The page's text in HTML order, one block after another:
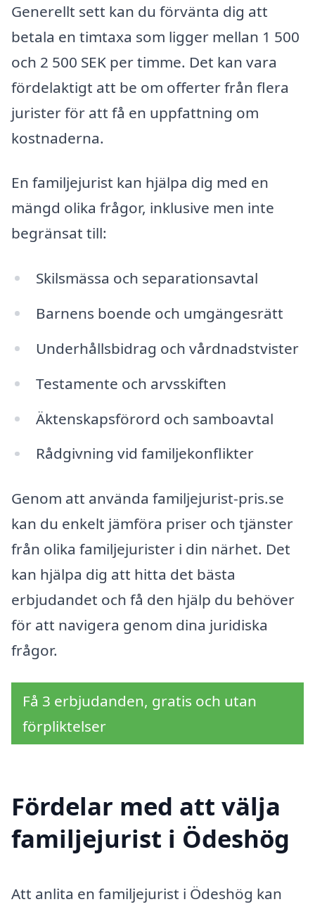
Generellt sett kan du förvänta dig att
betala en timtaxa som ligger mellan 1 500
och 2 500 SEK per timme. Det kan vara
fördelaktigt att be om offerter från flera
jurister för att få en uppfattning om
kostnaderna.
En familjejurist kan hjälpa dig med en
mängd olika frågor, inklusive men inte
begränsat till:
Skilsmässa och separationsavtal
Barnens boende och umgängesrätt
Underhållsbidrag och vårdnadstvister
Testamente och arvsskiften
Äktenskapsförord och samboavtal
Rådgivning vid familjekonflikter
Genom att använda familjejurist-pris.se
kan du enkelt jämföra priser och tjänster
från olika familjejurister i din närhet. Det
kan hjälpa dig att hitta det bästa
erbjudandet och få den hjälp du behöver
för att navigera genom dina juridiska
frågor.
Få 3 erbjudanden, gratis och utan
förpliktelser
Fördelar med att välja
familjejurist i Ödeshög
Att anlita en familjejurist i Ödeshög kan